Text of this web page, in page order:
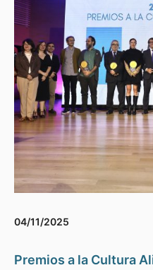
04/11/2025
Premios a la Cultura